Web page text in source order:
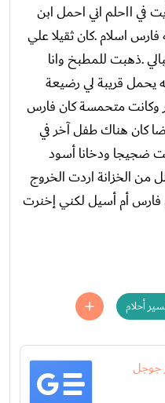
في ااحلم اني احمل ابن
اسلام .كان ثقيلا علي
.ذهبت للمطبخ وانا
يحمل قريبة لي رضيعة
وكانت متحمسة كان فارس
كان هناك طفل آخر في
ضجيجا ودخانا أسود
من الخزانة اردت الخروج
أم أسيل لكني إخنرت
أحلام
جوجل